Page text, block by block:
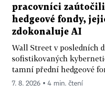
pracovníci
hedgeové fondy,
zdokonaluje AI
Wall Street v posledních
sofistikovaných
tamní přední hedgeové
7. 8. 2026 ▪ 4 min. čtení